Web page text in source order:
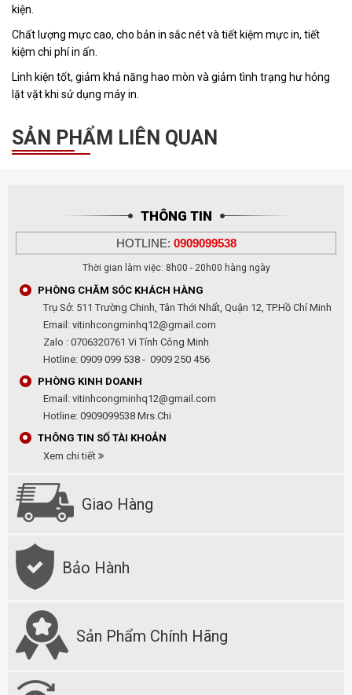
kiện.
Chất lượng mực cao, cho bản in sắc nét và tiết kiệm mực in, tiết
kiệm chi phí in ấn.
Linh kiện tốt, giảm khả năng hao mòn và giảm tình trạng hư hỏng
lặt vặt khi sử dụng máy in.
SẢN PHẨM LIÊN QUAN
THÔNG TIN
HOTLINE: 0909099538
Thời gian làm việc: 8h00 - 20h00 hàng ngày
PHÒNG CHĂM SÓC KHÁCH HÀNG
Trụ Sở: 511 Trường Chinh, Tân Thới Nhất, Quận 12, TP.Hồ Chí Minh
Email: vitinhcongminhq12@gmail.com
Zalo : 0706320761 Vi Tính Công Minh
Hotline: 0909 099 538 - 0909 250 456
PHÒNG KINH DOANH
Email: vitinhcongminhq12@gmail.com
Hotline: 0909099538 Mrs.Chi
THÔNG TIN SỐ TÀI KHOẢN
Xem chi tiết
Giao Hàng
Bảo Hành
Sản Phẩm Chính Hãng